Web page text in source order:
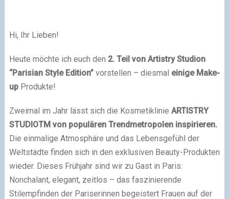
Hi, Ihr Lieben!
Heute möchte ich euch den 2. Teil von Artistry Studion
“Parisian Style Edition”vorstellen – diesmal einige Make-
upProdukte!
Zweimal im Jahr lässt sich die Kosmetiklinie ARTISTRY
STUDIOTM von populären Trendmetropolen inspirieren.
Die einmalige Atmosphäre und das Lebensgefühl der
Weltstädte finden sich in den exklusiven Beauty-Produkten
wieder. Dieses Frühjahr sind wir zu Gast in Paris:
Nonchalant, elegant, zeitlos – das faszinierende
Stilempfinden der Pariserinnen begeistert Frauen auf der